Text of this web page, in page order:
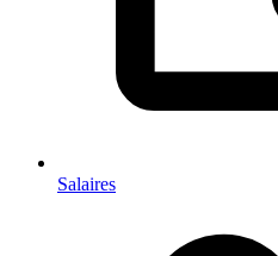
Salaires